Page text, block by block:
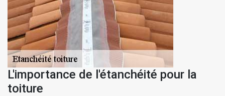
L'importance de l'étanchéité pour la
toiture